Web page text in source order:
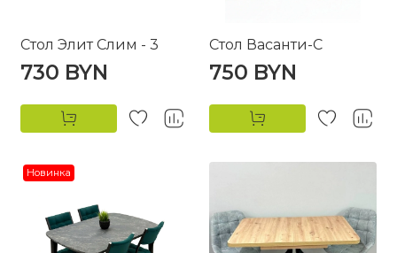
Стол Элит Слим - 3
730 BYN
Стол Васанти-С
750 BYN
Новинка